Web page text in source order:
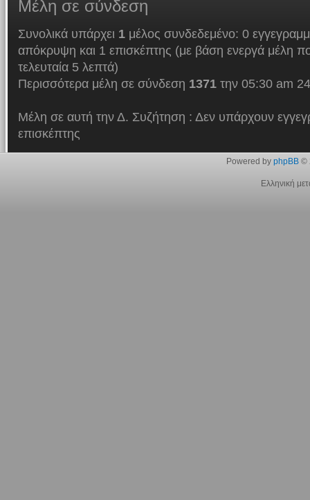
Μέλη σε σύνδεση
Συνολικά υπάρχει 1μέλος συνδεδεμένο: 0
απόκρυψη και 1 επισκέπτης (με βάση ενεργά μέλη
τελευταία 5 λεπτά)
Περισσότερα μέλη σε σύνδεση 1371την 05:30 am
Μέλη σε αυτή την Δ. Συζήτηση : Δεν υπάρχουν
επισκέπτης
Powered by phpBB©
Ελληνική